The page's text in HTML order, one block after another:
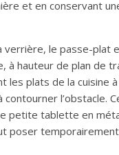
et en conservant
verrière, le passe-plat
à hauteur de plan de
les plats de la cuisine à
contourner l’obstacle.
petite tablette en
poser